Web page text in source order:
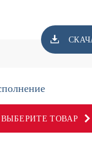
ВЫБЕРИТЕ ТОВАР